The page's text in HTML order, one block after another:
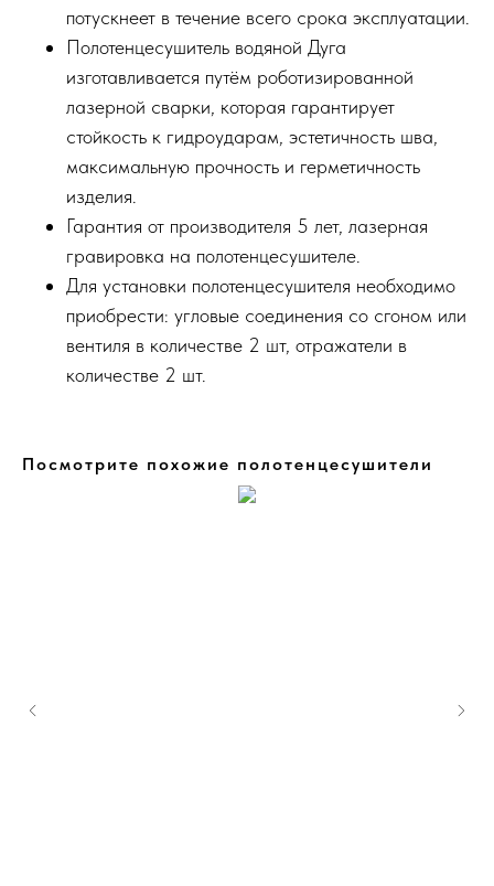
потускнеет в течение всего срока эксплуатации.
Полотенцесушитель водяной Дуга
изготавливается путём роботизированной
лазерной сварки, которая гарантирует
стойкость к гидроударам, эстетичность шва,
максимальную прочность и герметичность
изделия.
Гарантия от производителя 5 лет, лазерная
гравировка на полотенцесушителе.
Для установки полотенцесушителя необходимо
приобрести: угловые соединения со сгоном или
вентиля в количестве 2 шт, отражатели в
количестве 2 шт.
Посмотрите похожие полотенцесушители